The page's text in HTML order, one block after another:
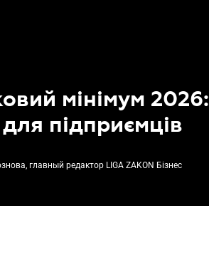
мінімум 2026:
підприємців
главный редактор LIGA ZAKON Бізнес